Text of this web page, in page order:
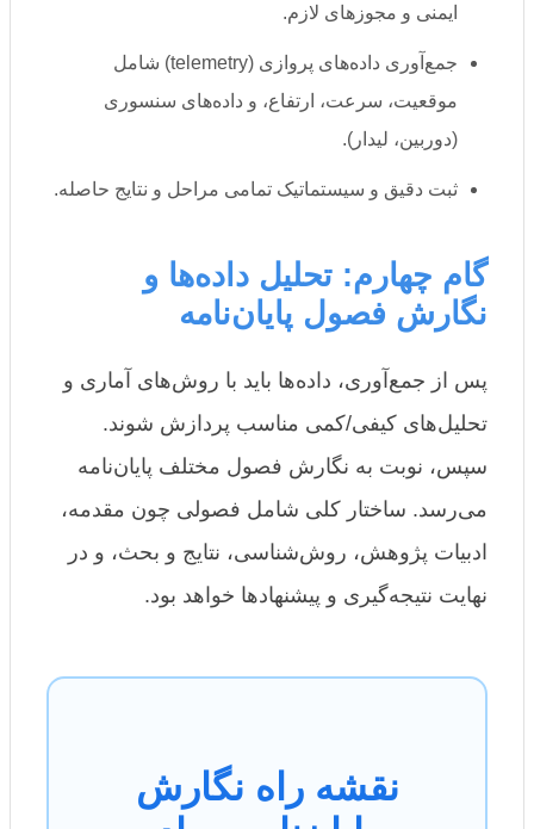
ایمنی و مجوزهای لازم.
جمع‌آوری داده‌های پروازی (telemetry) شامل
موقعیت، سرعت، ارتفاع، و داده‌های سنسوری
(دوربین، لیدار).
ثبت دقیق و سیستماتیک تمامی مراحل و نتایج حاصله.
گام چهارم: تحلیل داده‌ها و
نگارش فصول پایان‌نامه
پس از جمع‌آوری، داده‌ها باید با روش‌های آماری و
تحلیل‌های کیفی/کمی مناسب پردازش شوند.
سپس، نوبت به نگارش فصول مختلف پایان‌نامه
می‌رسد. ساختار کلی شامل فصولی چون مقدمه،
ادبیات پژوهش، روش‌شناسی، نتایج و بحث، و در
نهایت نتیجه‌گیری و پیشنهادها خواهد بود.
نقشه راه نگارش